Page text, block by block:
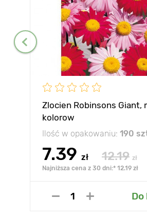
Zlocien Robinsons Giant,
kolorow
Ilość w opakowaniu: 190
7.39 zł 12.19 zł
Najniższa cena z 30 dni:* 12.19 zł
Do